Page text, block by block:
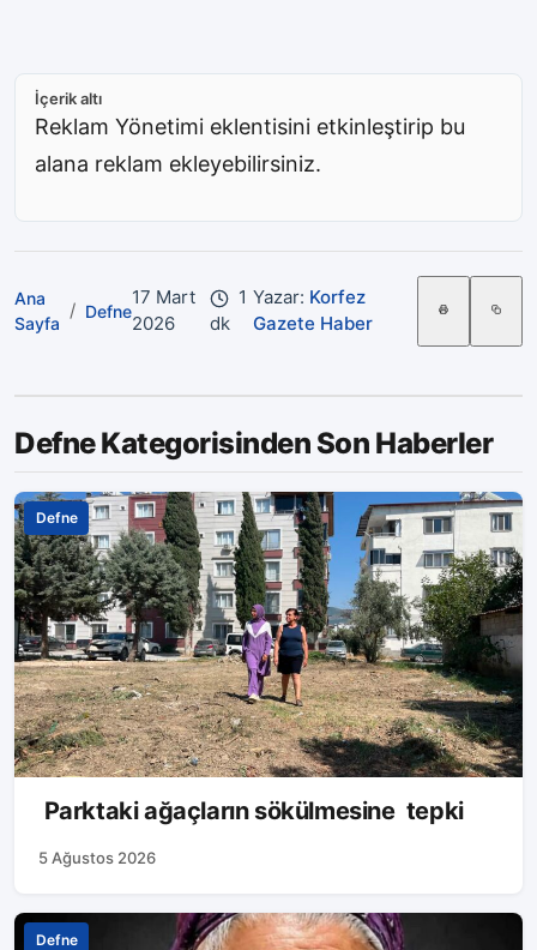
İçerik altı
Reklam Yönetimi eklentisini etkinleştirip bu
alana reklam ekleyebilirsiniz.
Ana
Sayfa
/ Defne
17 Mart
2026
1
dk
Yazar: Korfez
Gazete Haber
Defne Kategorisinden Son Haberler
Defne
Parktaki ağaçların sökülmesine tepki
5 Ağustos 2026
Defne